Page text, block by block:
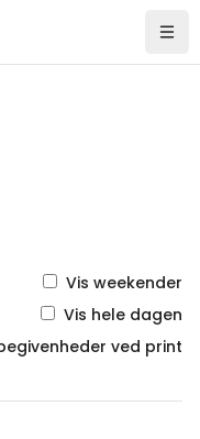
Vis weekender
Vis hele dagen
ved print